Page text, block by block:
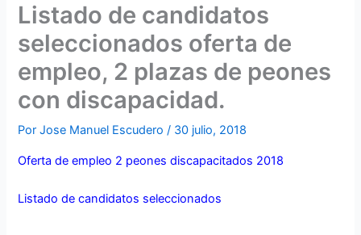
Listado de candidatos
seleccionados oferta de
empleo, 2 plazas de peones
con discapacidad.
PorJose Manuel Escudero/ 30 julio, 2018
Oferta de empleo 2 peones discapacitados 2018
Listado de candidatos seleccionados